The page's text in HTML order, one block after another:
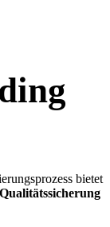
bietet
Qualitätssicherung